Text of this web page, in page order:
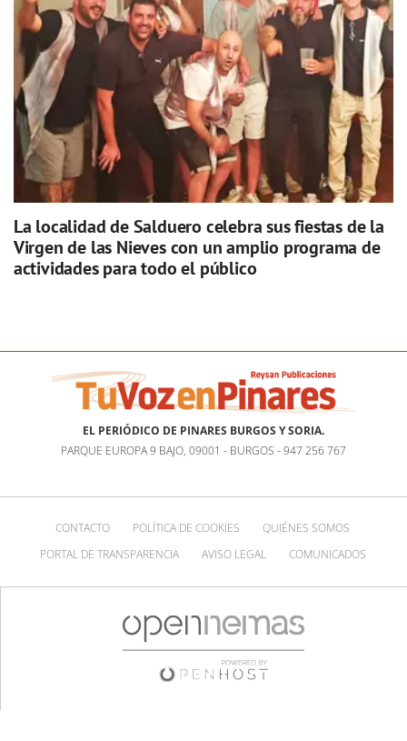
La localidad de Salduero celebra sus fiestas de la
Virgen de las Nieves con un amplio programa de
actividades para todo el público
EL PERIÓDICO DE PINARES BURGOS Y SORIA.
PARQUE EUROPA 9 BAJO, 09001 - BURGOS - 947 256 767
CONTACTO POLÍTICA DE COOKIES
QUIÉNES SOMOS
PORTAL DE TRANSPARENCIA
AVISO LEGAL COMUNICADOS